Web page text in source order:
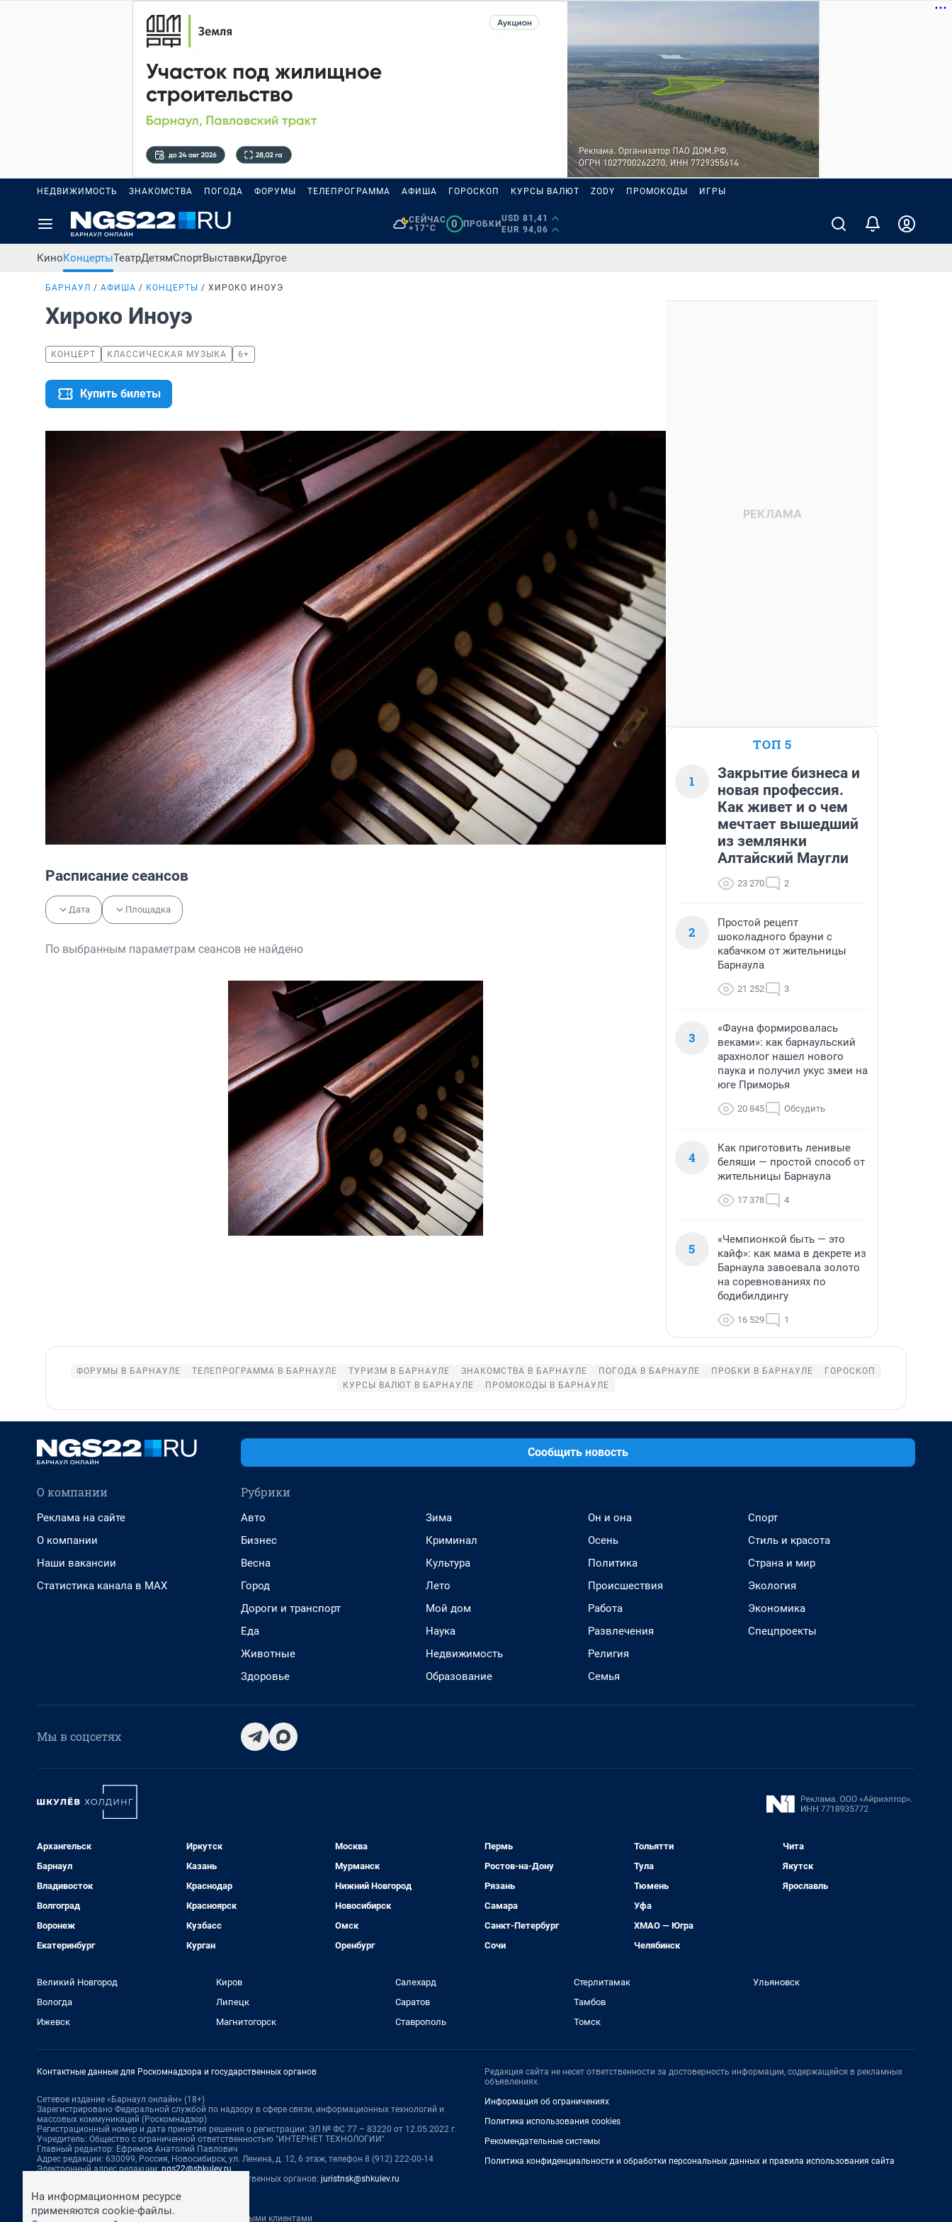
НЕДВИЖИМОСТЬ ЗНАКОМСТВА ПОГОДА ФОРУМЫ ТЕЛЕПРОГРАММА АФИША ГОРОСКОП КУРСЫ ВАЛЮТ ZODY ПРОМОКОДЫ ИГРЫ
СЕЙЧАС
+17°C
0 ПРОБКИ
USD 81,41
EUR 94,06
КиноКонцертыТеатрДетямСпортВыставкиДругое
БАРНАУЛ АФИША КОНЦЕРТЫ ХИРОКО ИНОУЭ
Хироко Иноуэ
КОНЦЕРТ КЛАССИЧЕСКАЯ МУЗЫКА 6+
Купить билеты
Расписание сеансов
Дата Площадка
По выбранным параметрам сеансов не найдено
ТОП 5
1
Закрытие бизнеса и
новая профессия.
Как живет и о чем
мечтает вышедший
из землянки
Алтайский Маугли
23 270 2
2
Простой рецепт
шоколадного брауни с
кабачком от жительницы
Барнаула
21 252 3
3
«Фауна формировалась
веками»: как барнаульский
арахнолог нашел нового
паука и получил укус змеи на
юге Приморья
20 845 Обсудить
4
Как приготовить ленивые
беляши — простой способ от
жительницы Барнаула
17 378 4
5
«Чемпионкой быть — это
кайф»: как мама в декрете из
Барнаула завоевала золото
на соревнованиях по
бодибилдингу
16 529 1
ФОРУМЫ В БАРНАУЛЕ ТЕЛЕПРОГРАММА В БАРНАУЛЕ ТУРИЗМ В БАРНАУЛЕ ЗНАКОМСТВА В БАРНАУЛЕ ПОГОДА В БАРНАУЛЕ ПРОБКИ В БАРНАУЛЕ
ГОРОСКОП
КУРСЫ ВАЛЮТ В БАРНАУЛЕ
ПРОМОКОДЫ В БАРНАУЛЕ
Сообщить новость
О компании
Реклама на сайте
О компании
Наши вакансии
Статистика канала в MAX
Рубрики
Авто
Бизнес
Весна
Город
Дороги и транспорт
Еда
Животные
Здоровье
Зима
Криминал
Культура
Лето
Мой дом
Наука
Недвижимость
Образование
Он и она
Осень
Политика
Происшествия
Работа
Развлечения
Религия
Семья
Спорт
Стиль и красота
Страна и мир
Экология
Экономика
Спецпроекты
Мы в соцсетях
Архангельск
Барнаул
Владивосток
Волгоград
Воронеж
Екатеринбург
Иркутск
Казань
Краснодар
Красноярск
Кузбасс
Курган
Москва
Мурманск
Нижний Новгород
Новосибирск
Омск
Оренбург
Пермь
Ростов-на-Дону
Рязань
Самара
Санкт-Петербург
Сочи
Тольятти
Тула
Тюмень
Уфа
ХМАО — Югра
Челябинск
Чита
Якутск
Ярославль
Великий Новгород
Вологда
Ижевск
Киров
Липецк
Магнитогорск
Салехард
Саратов
Ставрополь
Стерлитамак
Тамбов
Томск
Ульяновск
Контактные данные для Роскомнадзора и государственных органов
Сетевое издание «Барнаул онлайн» (18+)
Зарегистрировано Федеральной службой по надзору в сфере связи, информационных технологий и
массовых коммуникаций (Роскомнадзор)
Регистрационный номер и дата принятия решения о регистрации: ЭЛ № ФС 77 – 83220 от 12.05.2022 г.
Учредитель: Общество с ограниченной ответственностью "ИНТЕРНЕТ ТЕХНОЛОГИИ"
Главный редактор: Ефремов Анатолий Павлович
Адрес редакции: 630099, Россия, Новосибирск, ул. Ленина, д. 12, 6 этаж, телефон 8 (912) 222-00-14
Электронный адрес редакции:ngs22@shkulev.ru
Контактные данные для Роскомнадзора и государственных органов: juristnsk@shkulev.ru
По вопросам коммерческого сотрудничества:
Жапарова Жанна, менеджер по работе с федеральными клиентами
Редакция сайта не несет ответственности за достоверность информации, содержащейся в рекламных
объявлениях.
Информация об ограничениях
Политика использования cookies
Рекомендательные системы
Политика конфиденциальности и обработки персональных данных и правила использования сайта
На информационном ресурсе
применяются cookie-файлы.